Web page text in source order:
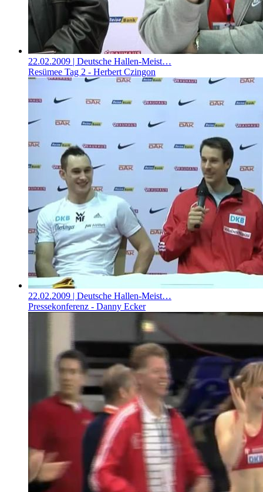
22.02.2009 | Deutsche Hallen-Meist…
Resümee Tag 2 - Herbert Czingon
22.02.2009 | Deutsche Hallen-Meist…
Pressekonferenz - Danny Ecker